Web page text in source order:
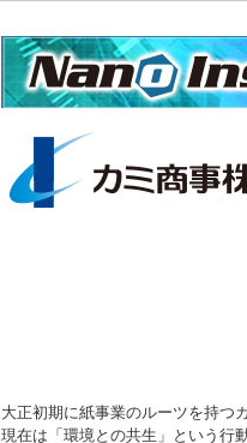
大正初期に紙事業のルーツを持つ
現在は「環境との共生」という行